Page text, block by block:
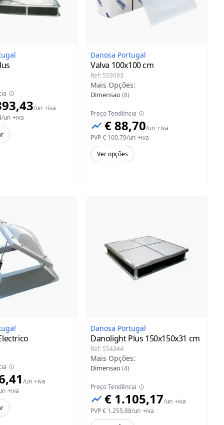
/un +iva
/un +iva
Danosa Portugal
Valva 100x100 cm
Ref: 553093
Mais Opções:
Dimensao(8)
Preço Tendência
€ 88,70/un +iva
PVP€ 100,79/un +iva
Ver opções
/un +iva
+iva
Danosa Portugal
Danolight Plus 150x150x31 cm
Ref: 554344
Mais Opções:
Dimensao(4)
Preço Tendência
€ 1.105,17/un +iva
PVP€ 1.255,88/un +iva